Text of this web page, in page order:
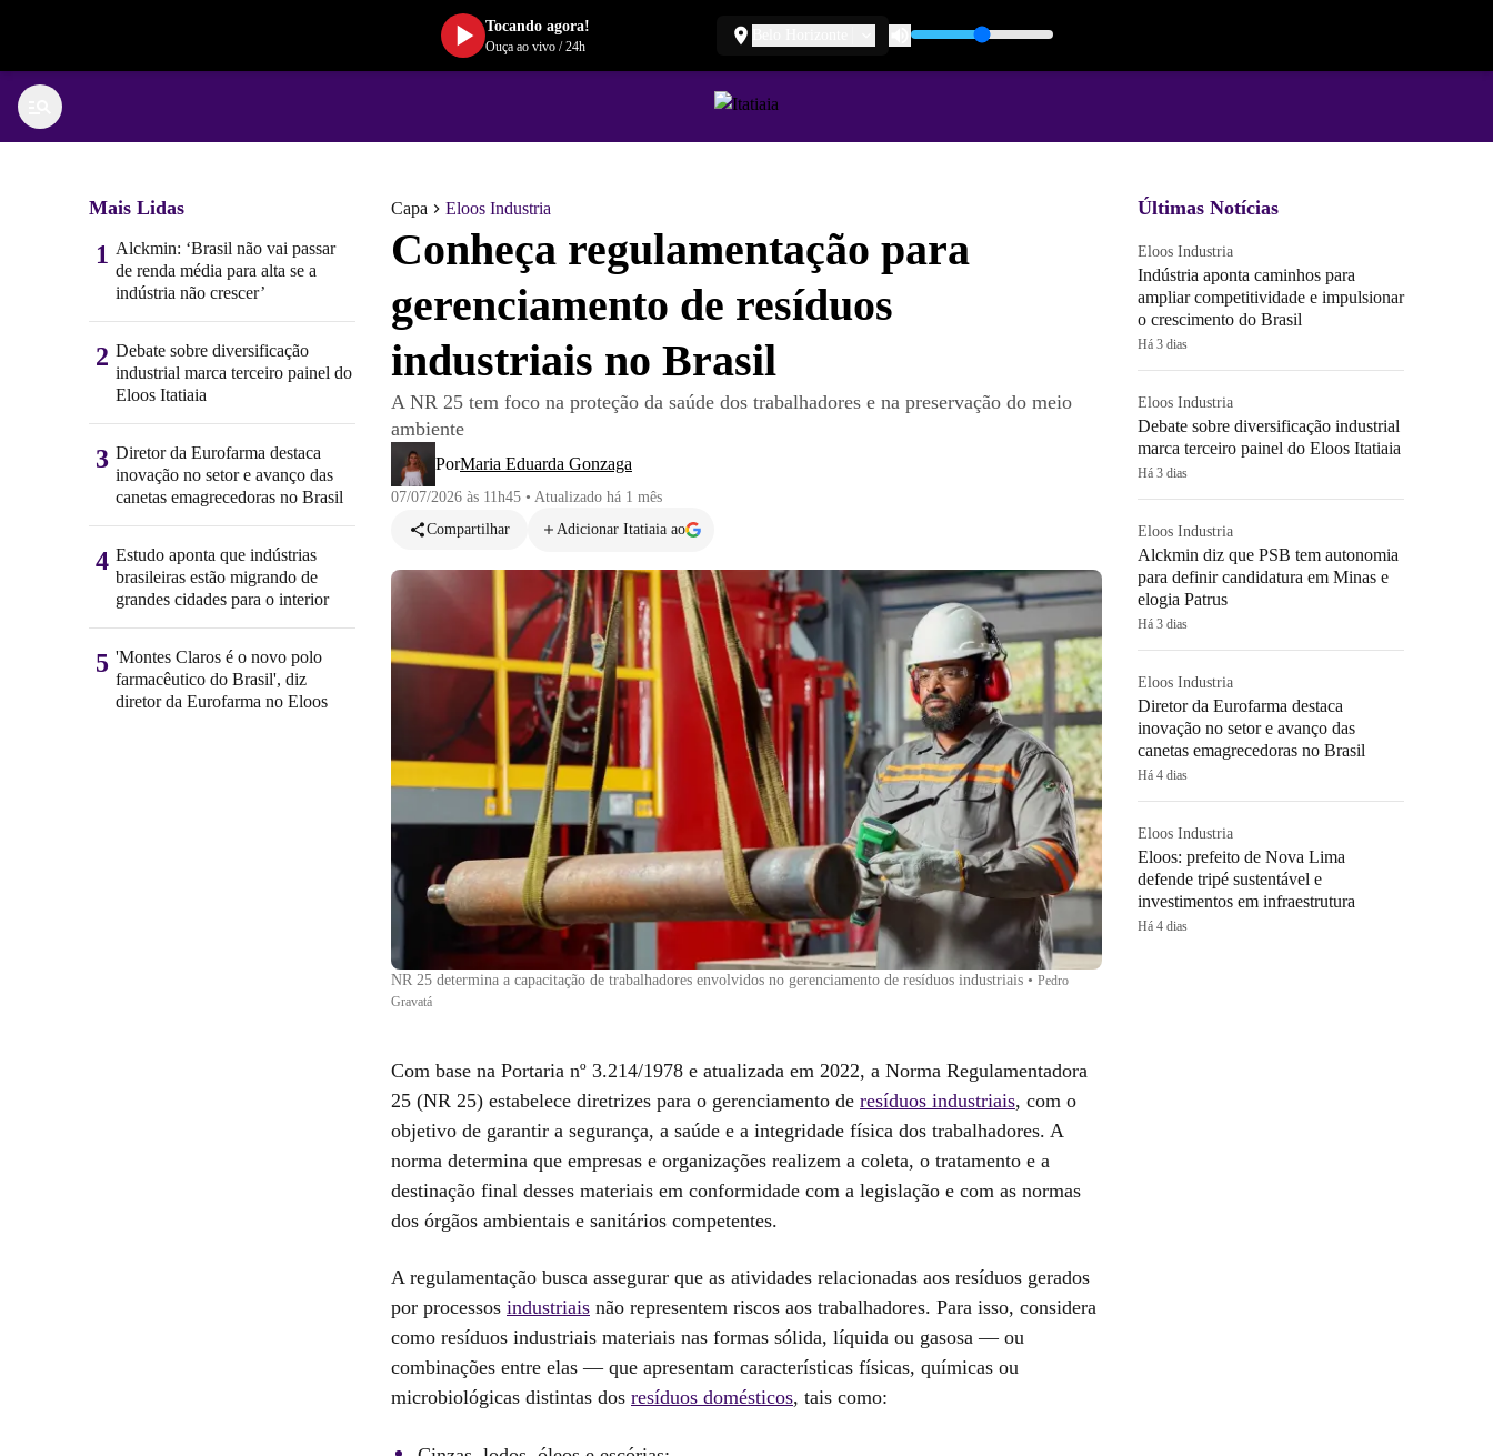
Capa Eloos Industria
Conheça regulamentação para
gerenciamento de resíduos
industriais no Brasil
A NR 25 tem foco na proteção da saúde dos trabalhadores e na preservação do meio
ambiente
PorMaria Eduarda Gonzaga
07/07/2026 às 11h45 • Atualizado há 1 mês
Compartilhar
Adicionar Itatiaia ao
NR 25 determina a capacitação de trabalhadores envolvidos no gerenciamento de resíduos industriais • Pedro
Gravatá
Com base na Portaria nº 3.214/1978 e atualizada em 2022, a Norma Regulamentadora
25 (NR 25) estabelece diretrizes para o gerenciamento de resíduos industriais, com o
objetivo de garantir a segurança, a saúde e a integridade física dos trabalhadores. A
norma determina que empresas e organizações realizem a coleta, o tratamento e a
destinação final desses materiais em conformidade com a legislação e com as normas
dos órgãos ambientais e sanitários competentes.
A regulamentação busca assegurar que as atividades relacionadas aos resíduos gerados
por processos industriais não representem riscos aos trabalhadores. Para isso, considera
como resíduos industriais materiais nas formas sólida, líquida ou gasosa — ou
combinações entre elas — que apresentam características físicas, químicas ou
microbiológicas distintas dos resíduos domésticos, tais como:
Mais Lidas
1 Alckmin: ‘Brasil não vai passar
de renda média para alta se a
indústria não crescer’
2 Debate sobre diversificação
industrial marca terceiro painel do
Eloos Itatiaia
3 Diretor da Eurofarma destaca
inovação no setor e avanço das
canetas emagrecedoras no Brasil
4 Estudo aponta que indústrias
brasileiras estão migrando de
grandes cidades para o interior
5 'Montes Claros é o novo polo
farmacêutico do Brasil', diz
diretor da Eurofarma no Eloos
Últimas Notícias
Eloos Industria
Indústria aponta caminhos para
ampliar competitividade e impulsionar
o crescimento do Brasil
Há 3 dias
Eloos Industria
Debate sobre diversificação industrial
marca terceiro painel do Eloos Itatiaia
Há 3 dias
Eloos Industria
Alckmin diz que PSB tem autonomia
para definir candidatura em Minas e
elogia Patrus
Há 3 dias
Eloos Industria
Diretor da Eurofarma destaca
inovação no setor e avanço das
canetas emagrecedoras no Brasil
Há 4 dias
Eloos Industria
Eloos: prefeito de Nova Lima
defende tripé sustentável e
investimentos em infraestrutura
Há 4 dias
Tocando agora!
Ouça ao vivo/24h